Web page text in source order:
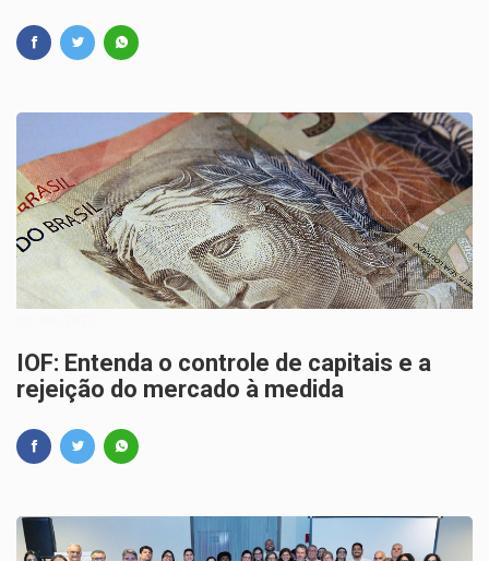
IOF: Entenda o controle de capitais e a
rejeição do mercado à medida